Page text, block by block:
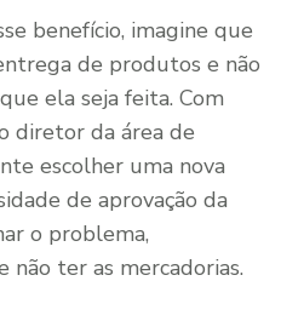
benefício, imagine que
de produtos e não
ela seja feita. Com
diretor da área de
escolher uma nova
de aprovação da
o problema,
não ter as mercadorias.